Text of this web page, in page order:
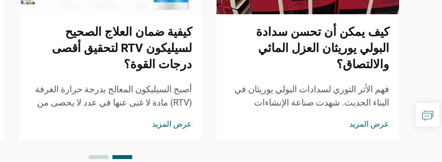
كيف يمكن أن تحسن سدادة
البولي يوريثان العزل المائي
والالتصاق؟
فهم الأثر الثوري لسدادات البولي يوريثان في
البناء الحديث. شهدت صناعة الإنشاءات
عرض المزيد
كيفية ضمان العلاج الصحيح
لسيليكون RTV لتحقيق أقصى
درجات القوة؟
أصبح السيليكون المعالج بدرجة حرارة الغرفة
(RTV) مادة لا غنى عنها في عدد لا يحصى من
الاستثنائية ومتانته ومقاومته الكيميائية. وفهم
عرض المزيد